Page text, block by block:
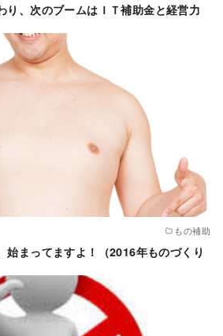
り、次のブームはＩＴ補助金と経営力
もの補助
始まってますよ！（2016年ものづくり